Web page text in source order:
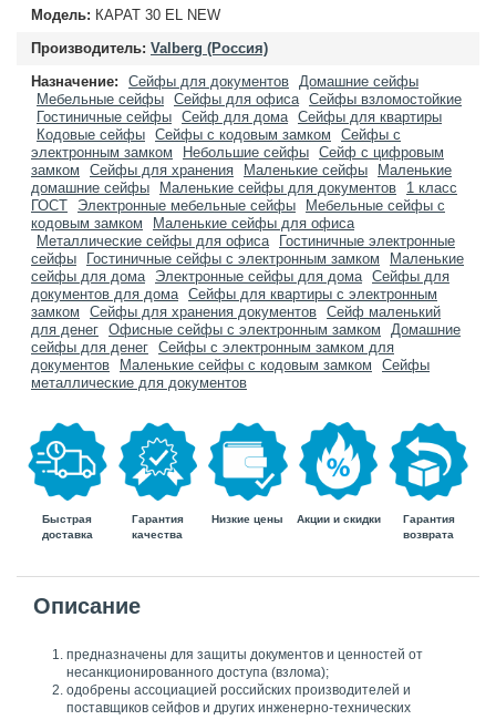
Модель: КАРАТ 30 EL NEW
Производитель: Valberg (Россия)
Назначение:
Сейфы для документов
Домашние сейфы
Мебельные сейфы Сейфы для офиса Сейфы взломостойкие
Гостиничные сейфы Сейф для дома Сейфы для квартиры
Кодовые сейфы Сейфы с кодовым замком
Сейфы с
электронным замком
Небольшие сейфы Сейф с цифровым
замком
Сейфы для хранения Маленькие сейфы
Маленькие
домашние сейфы
Маленькие сейфы для документов
1 класс
ГОСТ
Электронные мебельные сейфы
Мебельные сейфы с
кодовым замком
Маленькие сейфы для офиса
Металлические сейфы для офиса
Гостиничные электронные
сейфы
Гостиничные сейфы с электронным замком
Маленькие
сейфы для дома
Электронные сейфы для дома Сейфы для
документов для дома Сейфы для квартиры с электронным
замком
Сейфы для хранения документов Сейф маленький
для денег Офисные сейфы с электронным замком
Домашние
сейфы для денег Сейфы с электронным замком для
документов
Маленькие сейфы с кодовым замком
Сейфы
металлические для документов
Быстрая
доставка
Гарантия
качества
Низкие цены Акции и скидки
Гарантия
возврата
Описание
предназначены для защиты документов и ценностей от
несанкционированного доступа (взлома);
одобрены ассоциацией российских производителей и
поставщиков сейфов и других инженерно-технических